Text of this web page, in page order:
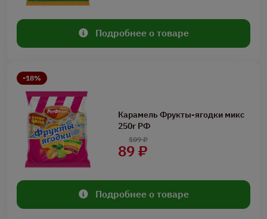
Подробнее о товаре
-18%
Карамель Фрукты-ягодки микс
250г РФ
89 ₽
109 ₽
Подробнее о товаре